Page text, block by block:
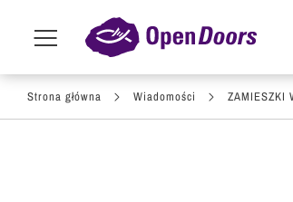
Przejdź do treści
Menu
Strona główna Wiadomości ZAMIESZKI